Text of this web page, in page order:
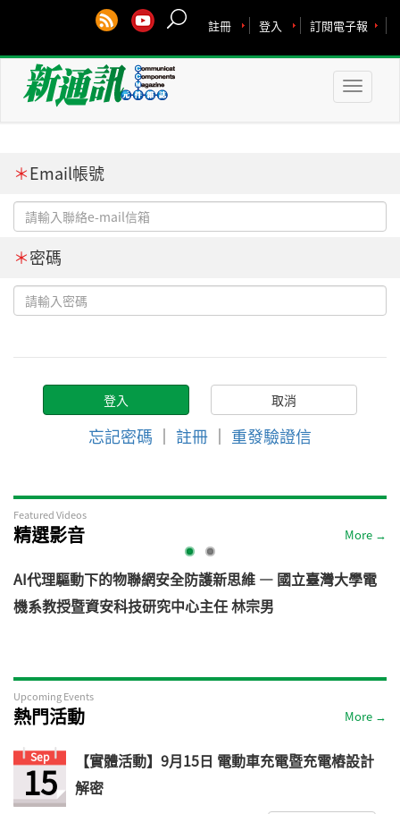
訂閱電子報
登入
註冊
Toggle
＊Email帳號
＊密碼
忘記密碼 ｜ 註冊 ｜ 重發驗證信
Featured Videos
精選影音 More →
AI代理驅動下的物聯網安全防護新思維 — 國立臺灣大學電
機系教授暨資安科技研究中心主任 林宗男
Upcoming Events
熱門活動 More →
Sep
15
【實體活動】9月15日 電動車充電暨充電樁設計
解密